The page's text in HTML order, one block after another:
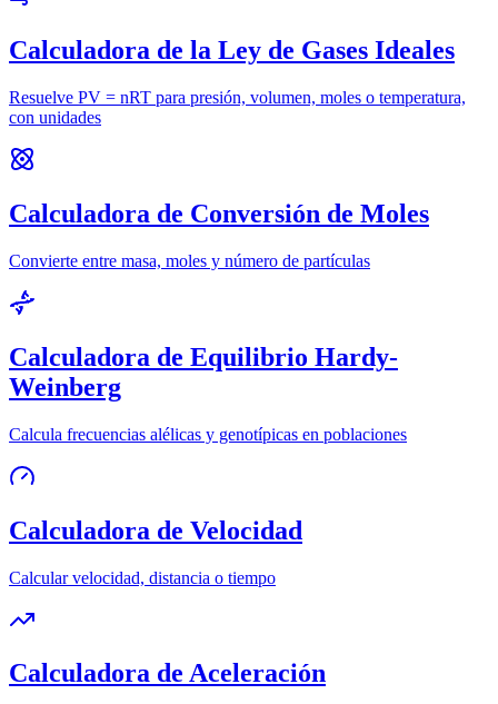
Calculadora de la Ley de Gases Ideales
Resuelve PV = nRT para presión, volumen, moles o temperatura,
con unidades
Calculadora de Conversión de Moles
Convierte entre masa, moles y número de partículas
Calculadora de Equilibrio Hardy-
Weinberg
Calcula frecuencias alélicas y genotípicas en poblaciones
Calculadora de Velocidad
Calcular velocidad, distancia o tiempo
Calculadora de Aceleración